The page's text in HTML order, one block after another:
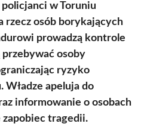
w Toruniu
rzecz osób borykających
prowadzą kontrole
osoby
ryzyko
Władze apeluja do
informowanie o osobach
zapobiec tragedii.